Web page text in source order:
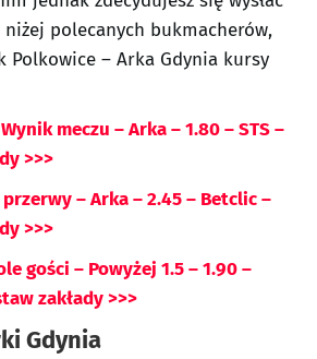
niżej polecanych bukmacherów,
Polkowice – Arka Gdynia kursy
Wynik meczu – Arka – 1.80 – STS –
>>>
przerwy – Arka – 2.45 – Betclic –
>>>
gości – Powyżej 1.5 – 1.90 –
zakłady >>>
Gdynia